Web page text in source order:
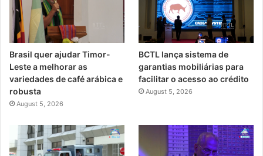
Brasil quer ajudar Timor-
Leste a melhorar as
variedades de café arábica e
robusta
August 5, 2026
BCTL lança sistema de
garantias mobiliárias para
facilitar o acesso ao crédito
August 5, 2026